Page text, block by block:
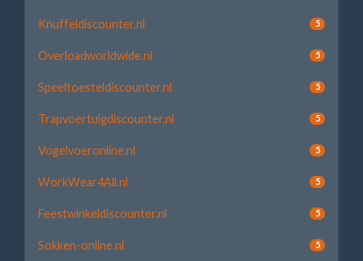
Knuffeldiscounter.nl 5
Overloadworldwide.nl 5
Speeltoesteldiscounter.nl 5
Trapvoertuigdiscounter.nl 5
Vogelvoeronline.nl 5
WorkWear4All.nl 5
Feestwinkeldiscounter.nl 5
Sokken-online.nl 5